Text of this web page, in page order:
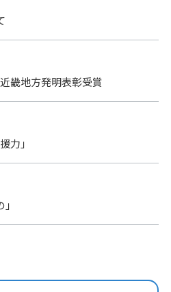
畿地方発明表彰受賞
力」